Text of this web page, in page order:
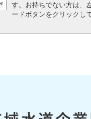
す。お持ちでない方は、
ードボタンをクリックし